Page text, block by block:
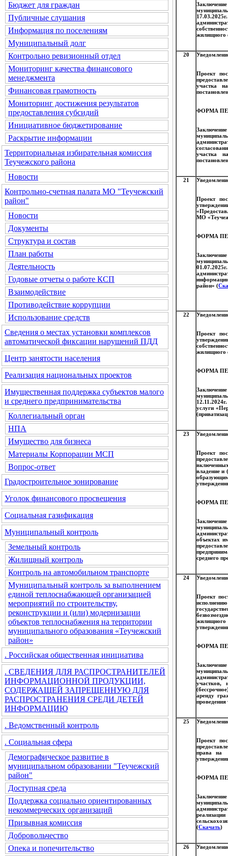
Бюджет для граждан
Публичные слушания
Информация по поселениям
Муниципальный долг
Контрольно ревизионный отдел
Мониторинг качества финансового
менеджмента
Финансовая грамотность
Мониторинг достижения результатов
предоставления субсидий
Инициативное бюджетирование
Раскрытие информации
Территориальная избирательная комиссия
Теучежского района
Новости
Контрольно-счетная палата МО "Теучежский
район"
Новости
Документы
Структура и состав
План работы
Деятельность
Годовые отчеты о работе КСП
Взаимодействие
Противодействие коррупции
Использование средств
Сведения о местах установки комплексов
автоматической фиксации нарушений ПДД
Центр занятости населения
Реализация национальных проектов
Имущественная поддержка субъектов малого
и среднего предпринимательства
Коллегиальный орган
НПА
Имущество для бизнеса
Материалы Корпорации МСП
Вопрос-ответ
Градостроительное зонирование
Уголок финансового просвещения
Социальная газификация
Муниципальный контроль
Земельный контроль
Жилищный контроль
Контроль на автомобильном транспорте
Муниципальный контроль за выполнением
единой теплоснабжающей организацией
мероприятий по строительству,
реконструкции и (или) модернизации
объектов теплоснабжения на территории
муниципального образования «Теучежский
район»
. Российская общественная инициатива
. СВЕДЕНИЯ ДЛЯ РАСПРОСТРАНИТЕЛЕЙ
ИНФОРМАЦИОННОЙ ПРОДУКЦИИ,
СОДЕРЖАЩЕЙ ЗАПРЕЩЕННУЮ ДЛЯ
РАСПРОСТРАНЕНИЯ СРЕДИ ДЕТЕЙ
ИНФОРМАЦИЮ
. Ведомственный контроль
. Социальная сфера
Демографическое развитие в
муниципальном образовании "Теучежский
район"
Доступная среда
Поддержка социально ориентированных
некоммерческих организаций
Призывная комиссия
Добровольчество
Опека и попечительство
жилищного
20
Проект
участка
ФОРМА
участка
21
Проект
МО
ФОРМА
район» (
22
Проект
жилищного
ФОРМА
услуги
23
Проект
владение и
ФОРМА
объектах
среднего
24
Проект
жилищного
ФОРМА
участков,
аренду
25
Проект
права на
ФОРМА
(Скачать)
26